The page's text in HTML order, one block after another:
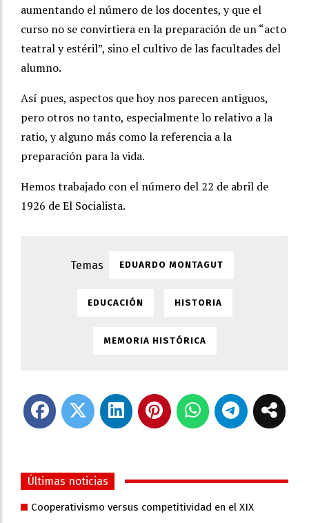
aumentando el número de los docentes, y que el
curso no se convirtiera en la preparación de un “acto
teatral y estéril”, sino el cultivo de las facultades del
alumno.
Así pues, aspectos que hoy nos parecen antiguos,
pero otros no tanto, especialmente lo relativo a la
ratio, y alguno más como la referencia a la
preparación para la vida.
Hemos trabajado con el número del 22 de abril de
1926 de El Socialista.
EDUARDO MONTAGUT
EDUCACIÓN HISTORIA
MEMORIA HISTÓRICA
Últimas noticias
Cooperativismo versus competitividad en el XIX